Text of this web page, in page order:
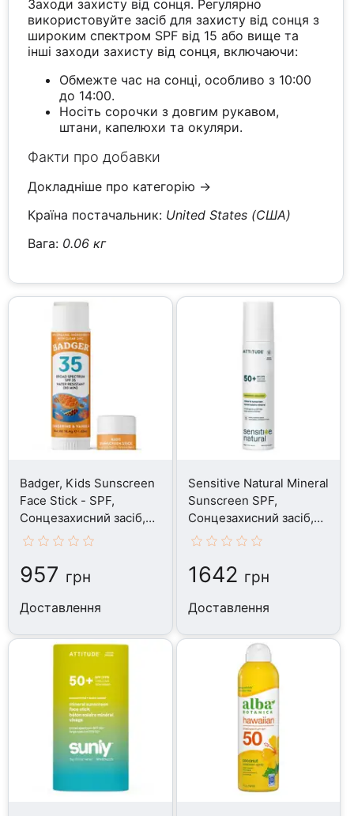
Заходи захисту від сонця. Регулярно
використовуйте засіб для захисту від сонця з
широким спектром SPF від 15 або вище та
інші заходи захисту від сонця, включаючи:
Обмежте час на сонці, особливо з 10:00
до 14:00.
Носіть сорочки з довгим рукавом,
штани, капелюхи та окуляри.
Факти про добавки
Докладніше про категорію →
Країна постачальник: United States (США)
Вага: 0.06 кг
Badger, Kids Sunscreen
Face Stick - SPF,
Сонцезахисний засіб,
18 г
957 грн
Доставлення
Sensitive Natural Mineral
Sunscreen SPF,
Сонцезахисний засіб,
85 г
1642 грн
Доставлення